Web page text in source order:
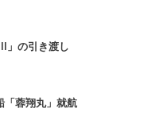
」の引き渡し
「蓉翔丸」就航